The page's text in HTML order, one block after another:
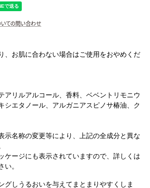
、お肌に合わない場合はご使用をおやめくだ
アリルアルコール、香料、ベベントリモニウ
シエタノール、アルガニアスピノサ椿油、ク
示名称の変更等により、上記の全成分と異な
ケージにも表示されていますので、詳しくは
い。
グしうるおいを与えてまとまりやすくしま